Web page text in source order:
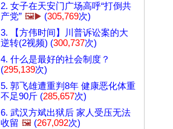
2. 女子在天安门广场高呼“打倒共
产党” 🖼️▶️ (305,769次)
3. 【方伟时间】川普诉讼案的大
逆转(2视频) (300,737次)
4. 什么是最好的社会制度？
(295,139次)
5. 郭飞雄遭重判8年 健康恶化体重
不足90斤 (285,657次)
6. 武汉方斌出狱后 家人受压无法
收留 🖼️ (267,092次)